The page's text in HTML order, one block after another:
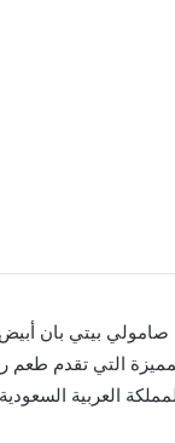
بيتي بان
التي تقدم طعم
العربية السعودية